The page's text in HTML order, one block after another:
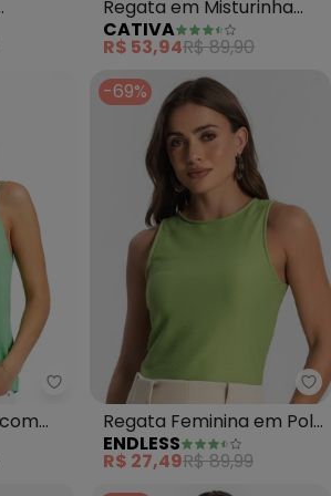
Regata em Misturinha
(Verde)
CATIVA
R$ 53,94R$ 89,90
Infinita Cor - Regata Feminina
-69%
Regata Feminina em Poly
Gorgurinho (Verde)
ENDLESS
R$ 27,49R$ 89,99